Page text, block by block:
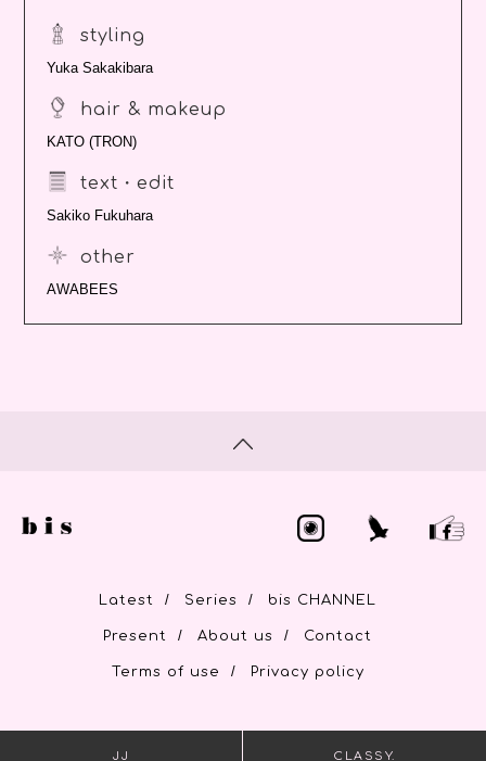
styling
Yuka Sakakibara
hair & makeup
KATO (TRON)
text・edit
Sakiko Fukuhara
other
AWABEES
Latest / Series / bis CHANNEL
Present / About us / Contact
Terms of use / Privacy policy
JJ CLASSY.